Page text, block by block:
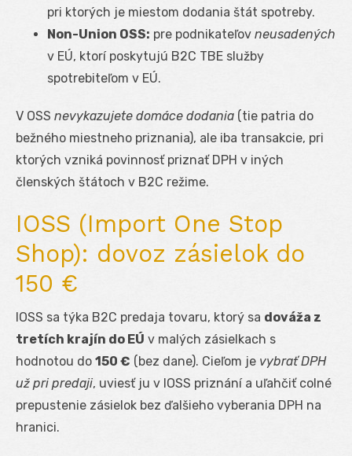
pri ktorých je miestom dodania štát spotreby.
Non-Union OSS: pre podnikateľov neusadených
v EÚ, ktorí poskytujú B2C TBE služby
spotrebiteľom v EÚ.
V OSS nevykazujete domáce dodania (tie patria do
bežného miestneho priznania), ale iba transakcie, pri
ktorých vzniká povinnosť priznať DPH v iných
členských štátoch v B2C režime.
IOSS (Import One Stop
Shop): dovoz zásielok do
150 €
IOSS sa týka B2C predaja tovaru, ktorý sa dováža z
tretích krajín do EÚ v malých zásielkach s
hodnotou do 150 € (bez dane). Cieľom je vybrať DPH
už pri predaji, uviesť ju v IOSS priznání a uľahčiť colné
prepustenie zásielok bez ďalšieho vyberania DPH na
hranici.